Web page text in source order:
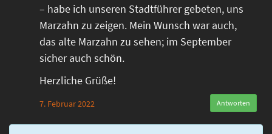
– habe ich unseren Stadtführer gebeten, uns
Marzahn zu zeigen. Mein Wunsch war auch,
das alte Marzahn zu sehen; im September
sicher auch schön.
Herzliche Grüße!
7. Februar 2022 Antworten